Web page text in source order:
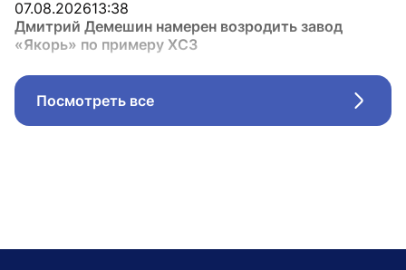
07.08.202613:38
Дмитрий Демешин намерен возродить завод
«Якорь» по примеру ХСЗ
Посмотреть все